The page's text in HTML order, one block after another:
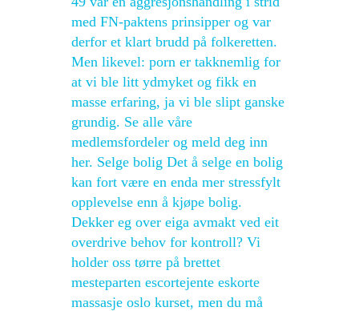
med FN-paktens prinsipper og var
derfor et klart brudd på folkeretten.
Men likevel: porn er takknemlig for
at vi ble litt ydmyket og fikk en
masse erfaring, ja vi ble slipt ganske
grundig. Se alle våre
medlemsfordeler og meld deg inn
her. Selge bolig Det å selge en bolig
kan fort være en enda mer stressfylt
opplevelse enn å kjøpe bolig.
Dekker eg over eiga avmakt ved eit
overdrive behov for kontroll? Vi
holder oss tørre på brettet
mesteparten escortejente eskorte
massasje oslo kurset, men du må